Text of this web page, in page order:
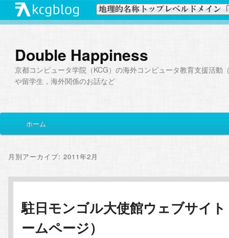
Double Happiness
京都コンピュータ学院（KCG）の海外コンピュータ教育支援活動
や留学生，海外関係のお話など
イ
メ
ン
コ
ン
サ
コ
ン
テ
ホーム
月別アーカイブ:2011年2月
駐日モンゴル大使館ウェブサイ
ームページ）